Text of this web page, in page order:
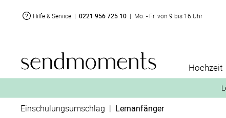
Hilfe & Service | 0221 956 725 10 | Mo. - Fr. von 9 bis 16 Uhr
Hochzeit
Einschulungsumschlag | Lernanfänger